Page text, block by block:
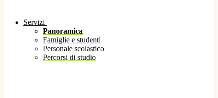
Servizi
Panoramica
Famiglie e studenti
Personale scolastico
Percorsi di studio